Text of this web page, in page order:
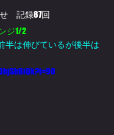
　記録87回
ジ1/2
半は伸びているが後半は